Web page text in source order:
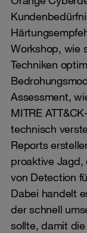
Workshop, wie
Techniken
Assessment,
MITRE
technisch
Reports
proaktive Jagd,
von Detection
Dabei handelt
der schnell
sollte, damit